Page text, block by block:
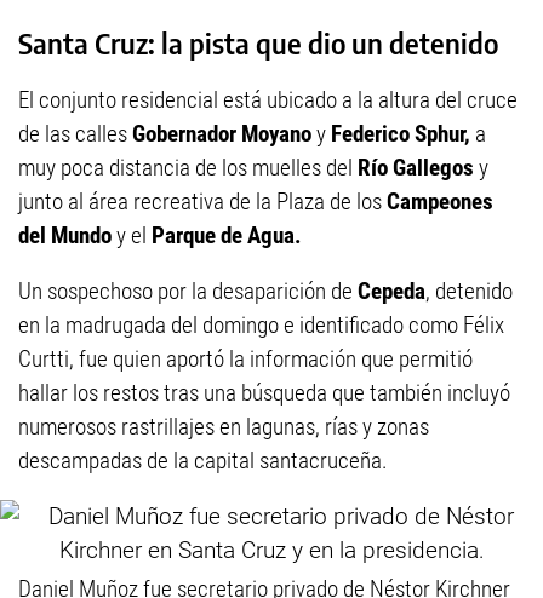
Santa Cruz: la pista que dio un detenido
El conjunto residencial está ubicado a la altura del cruce
de las callesGobernador Moyanoy Federico Sphur, a
muy poca distancia de los muelles del Río Gallegos y
junto al área recreativa de la Plaza de losCampeones
del Mundoy el Parque de Agua.
Un sospechoso por la desaparición de Cepeda, detenido
en la madrugada del domingo e identificado como Félix
Curtti, fue quien aportó la información que permitió
hallar los restos tras una búsqueda que también incluyó
numerosos rastrillajes en lagunas, rías y zonas
descampadas de la capital santacruceña.
Daniel Muñoz fue secretario privado de Néstor Kirchner